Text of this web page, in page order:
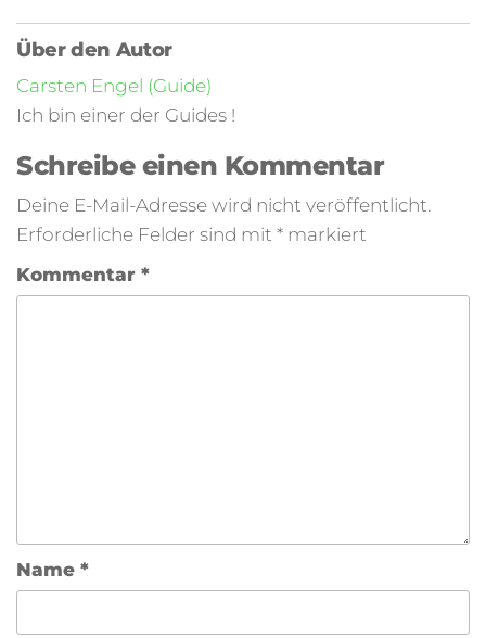
Über den Autor
Carsten Engel (Guide)
Ich bin einer der Guides !
Schreibe einen Kommentar
Deine E-Mail-Adresse wird nicht veröffentlicht.
Erforderliche Felder sind mit * markiert
Kommentar *
Name *